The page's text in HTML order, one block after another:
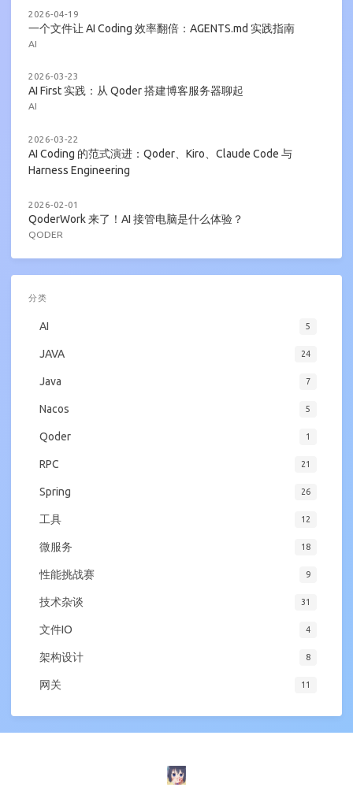
2026-04-19
一个文件让 AI Coding 效率翻倍：AGENTS.md 实践指南
AI
2026-03-23
AI First 实践：从 Qoder 搭建博客服务器聊起
AI
2026-03-22
AI Coding 的范式演进：Qoder、Kiro、Claude Code 与
Harness Engineering
2026-02-01
QoderWork 来了！AI 接管电脑是什么体验？
QODER
分类
AI 5
JAVA 24
Java 7
Nacos 5
Qoder 1
RPC 21
Spring 26
工具 12
微服务 18
性能挑战赛 9
技术杂谈 31
文件IO 4
架构设计 8
网关 11